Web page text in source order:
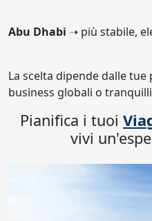
Abu Dhabi ➝ più stabile,
La scelta dipende dalle
business globali o
Pianifica i tuoi
vivi